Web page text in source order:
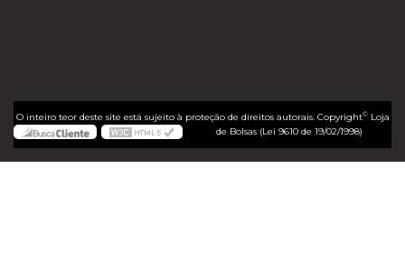
O inteiro teor deste site está sujeito à proteção de direitos autorais. Copyright©Loja
de Bolsas (Lei 9610 de 19/02/1998)